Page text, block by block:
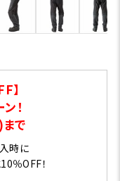
】
！
で
時に
％OFF！